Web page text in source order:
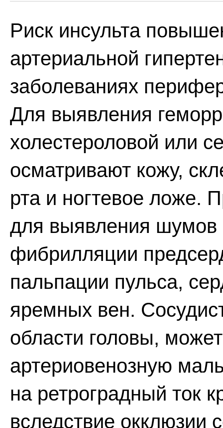
Риск инсульта
артериальной
заболеваниях
Для выявления
холестероловой или
осматривают кожу,
рта и ногтевое ложе.
для выявления шумов
фибрилляции
пальпации пульса,
яремных вен.
области головы,
артериовенозную
на ретроградный ток
вследствие окклюзии